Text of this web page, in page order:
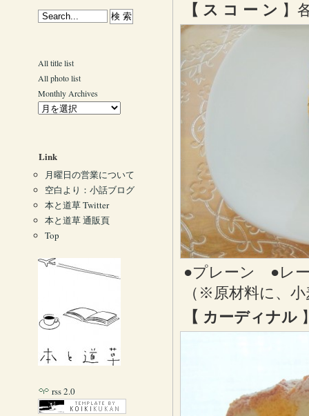
【 ス コ ー ン 】
●プレーン ●レ
（※原材料に、
【 カーディナル
All title list
All photo list
Monthly Archives
Link
月曜日の営業について
空白より：小話ブログ
本と道草 Twitter
本と道草 通販頁
Top
rss 2.0